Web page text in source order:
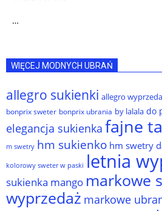
…
WIĘCEJ MODNYCH UBRAŃ
allegro sukienki allegro
bonprix sweter bonprix ubrania by lalala do
elegancja sukienka fajne
m swetry hm sukienko hm swetry
kolorowy sweter w paski letnia
sukienka mango markowe
wyprzedaż markowe